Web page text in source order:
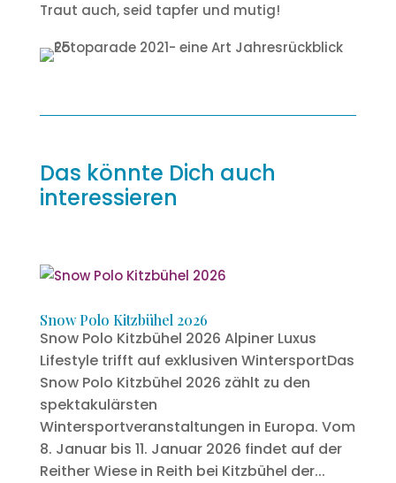
Traut auch, seid tapfer und mutig!
Das könnte Dich auch
interessieren
Snow Polo Kitzbühel 2026
Snow Polo Kitzbühel 2026 Alpiner Luxus
Lifestyle trifft auf exklusiven WintersportDas
Snow Polo Kitzbühel 2026 zählt zu den
spektakulärsten
Wintersportveranstaltungen in Europa. Vom
8. Januar bis 11. Januar 2026 findet auf der
Reither Wiese in Reith bei Kitzbühel der...